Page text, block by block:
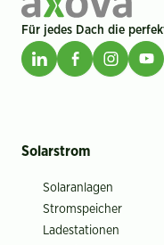
Für jedes Dach die
Solarstrom
Solaranlagen
Stromspeicher
Ladestationen